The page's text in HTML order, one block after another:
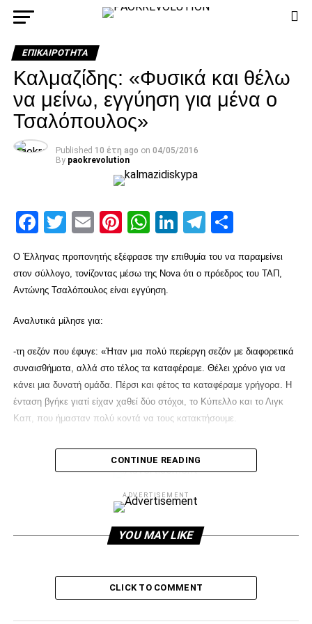
ΕΠΙΚΑΙΡΌΤΗΤΑ
Καλμαζίδης: «Φυσικά και θέλω
να μείνω, εγγύηση για μένα ο
Τσαλόπουλος»
Published 10 έτη ago on 04/05/2016
By paokrevolution
Facebook
Twitter
EmailPinterest
WhatsApp
LinkedIn
Telegram
Ο Έλληνας προπονητής εξέφρασε την επιθυμία του να παραμείνει
στον σύλλογο, τονίζοντας μέσω της Nova ότι ο πρόεδρος του ΤΑΠ,
Αντώνης Τσαλόπουλος είναι εγγύηση.
Αναλυτικά μίλησε για:
-τη σεζόν που έφυγε: «Ήταν μια πολύ περίεργη σεζόν με διαφορετικά
συναισθήματα, αλλά στο τέλος τα καταφέραμε. Θέλει χρόνο για να
κάνει μια δυνατή ομάδα. Πέρσι και φέτος τα καταφέραμε γρήγορα. Η
ένταση βγήκε γιατί είχαν χαθεί δύο στόχοι, το Κύπελλο και το Λιγκ
Καπ, που ήμασταν πολύ κοντά να τους κατακτήσουμε.
ADVERTISEMENT
-τον πόλεμο που δέχθηκε μέσα από την ομάδα του ΠΑΟΚ: «Σε όλες
-τους λόγους που πέρσι έφυγε από τον ΠΑΟΚ: «Δεν ζήτησα κάτι
CONTINUE READING
ADVERTISEMENT
YOU MAY LIKE
CLICK TO COMMENT